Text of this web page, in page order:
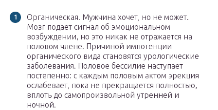
Органическая. Мужчина хочет, но не может.
Мозг подает сигнал об эмоциональном
возбуждении, но это никак не отражается на
половом члене. Причиной импотенции
органического вида становятся урологические
заболевания. Половое бессилие наступает
постепенно: с каждым половым актом эрекция
ослабевает, пока не прекращается полностью,
вплоть до самопроизвольной утренней и
ночной.